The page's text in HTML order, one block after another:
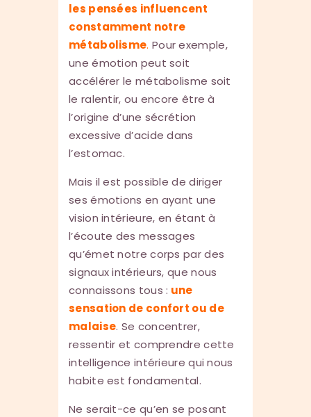
les pensées influencent
constamment notre
métabolisme. Pour exemple,
une émotion peut soit
accélérer le métabolisme soit
le ralentir, ou encore être à
l’origine d’une sécrétion
excessive d’acide dans
l’estomac.
Mais il est possible de diriger
ses émotions en ayant une
vision intérieure, en étant à
l’écoute des messages
qu’émet notre corps par des
signaux intérieurs, que nous
connaissons tous : une
sensation de confort ou de
malaise. Se concentrer,
ressentir et comprendre cette
intelligence intérieure qui nous
habite est fondamental.
Ne serait-ce qu’en se posant